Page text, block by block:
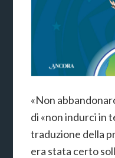
«Non
di «non indurci in
traduzione della
era stata certo